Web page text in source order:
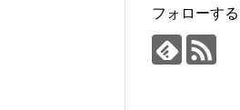
フォローする